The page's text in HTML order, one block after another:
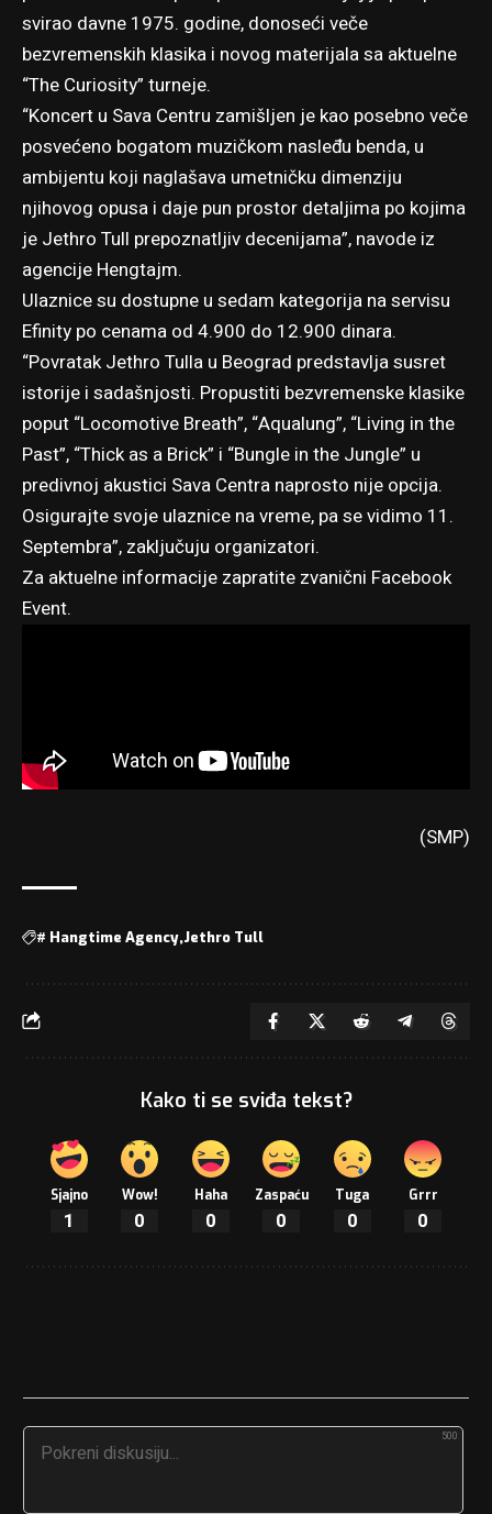
svirao davne 1975. godine, donoseći veče
bezvremenskih klasika i novog materijala sa aktuelne
“The Curiosity” turneje.
“Koncert u Sava Centru zamišljen je kao posebno veče
posvećeno bogatom muzičkom nasleđu benda, u
ambijentu koji naglašava umetničku dimenziju
njihovog opusa i daje pun prostor detaljima po kojima
je Jethro Tull prepoznatljiv decenijama”, navode iz
agencije Hengtajm.
Ulaznice su dostupne u sedam kategorija na servisu
Efinity po cenama od 4.900 do 12.900 dinara.
“Povratak Jethro Tulla u Beograd predstavlja susret
istorije i sadašnjosti. Propustiti bezvremenske klasike
poput “Locomotive Breath”, “Aqualung”, “Living in the
Past”, “Thick as a Brick” i “Bungle in the Jungle” u
predivnoj akustici Sava Centra naprosto nije opcija.
Osigurajte svoje ulaznice na vreme, pa se vidimo 11.
Septembra”, zaključuju organizatori.
Za aktuelne informacije zapratite zvanični Facebook
Event.
(SMP)
# Hangtime Agency Jethro Tull
Kako ti se sviđa tekst?
Sjajno
1
Wow!
0
Haha
0
Zaspaću
0
Tuga
0
Grrr
0
500